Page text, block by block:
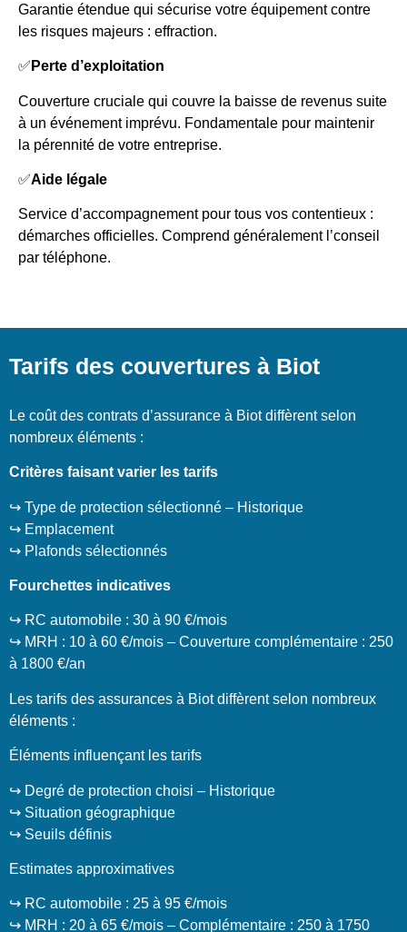
Garantie étendue qui sécurise votre équipement contre
les risques majeurs : effraction.
✅ Perte d’exploitation
Couverture cruciale qui couvre la baisse de revenus suite
à un événement imprévu. Fondamentale pour maintenir
la pérennité de votre entreprise.
✅Aide légale
Service d’accompagnement pour tous vos contentieux :
démarches officielles. Comprend généralement l’conseil
par téléphone.
Tarifs des couvertures à Biot
Le coût des contrats d’assurance à Biot diffèrent selon
nombreux éléments :
Critères faisant varier les tarifs
↪️ Type de protection sélectionné – Historique
↪️ Emplacement
↪️ Plafonds sélectionnés
Fourchettes indicatives
↪️ RC automobile : 30 à 90 €/mois
↪️ MRH : 10 à 60 €/mois – Couverture complémentaire : 250
à 1800 €/an
Les tarifs des assurances à Biot diffèrent selon nombreux
éléments :
Éléments influençant les tarifs
↪️ Degré de protection choisi – Historique
↪️ Situation géographique
↪️ Seuils définis
Estimates approximatives
↪️ RC automobile : 25 à 95 €/mois
↪️ MRH : 20 à 65 €/mois – Complémentaire : 250 à 1750